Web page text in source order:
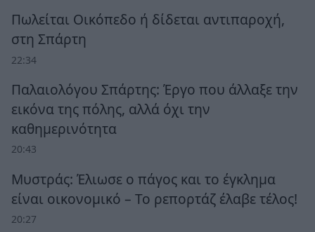
Πωλείται Οικόπεδο ή δίδεται αντιπαροχή,
στη Σπάρτη
22:34
Παλαιολόγου Σπάρτης: Έργο που άλλαξε την
εικόνα της πόλης, αλλά όχι την
καθημερινότητα
20:43
Μυστράς: Έλιωσε ο πάγος και το έγκλημα
είναι οικονομικό – Το ρεπορτάζ έλαβε τέλος!
20:27